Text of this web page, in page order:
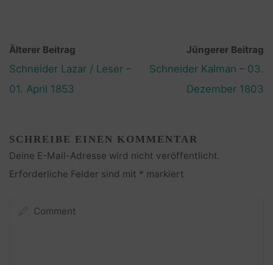
Älterer Beitrag
Schneider Lazar / Leser –
01. April 1853
Jüngerer Beitrag
Schneider Kalman – 03.
Dezember 1803
SCHREIBE EINEN KOMMENTAR
Deine E-Mail-Adresse wird nicht veröffentlicht.
Erforderliche Felder sind mit * markiert